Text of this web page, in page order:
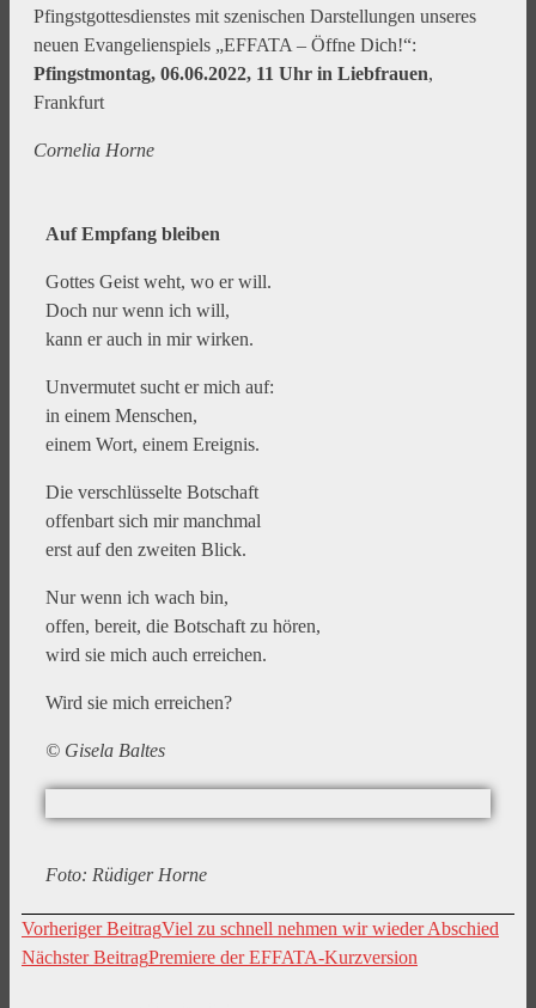
Pfingstgottesdienstes mit szenischen Darstellungen unseres
neuen Evangelienspiels „EFFATA – Öffne Dich!“:
Pfingstmontag, 06.06.2022, 11 Uhr in Liebfrauen,
Frankfurt
Cornelia Horne
Auf Empfang bleiben
Gottes Geist weht, wo er will.
Doch nur wenn ich will,
kann er auch in mir wirken.
Unvermutet sucht er mich auf:
in einem Menschen,
einem Wort, einem Ereignis.
Die verschlüsselte Botschaft
offenbart sich mir manchmal
erst auf den zweiten Blick.
Nur wenn ich wach bin,
offen, bereit, die Botschaft zu hören,
wird sie mich auch erreichen.
Wird sie mich erreichen?
© Gisela Baltes
Foto: Rüdiger Horne
Vorheriger BeitragViel zu schnell nehmen wir wieder Abschied
Nächster BeitragPremiere der EFFATA-Kurzversion